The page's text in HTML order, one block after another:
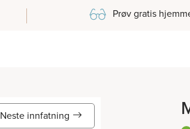
Prøv gratis
Neste innfatning